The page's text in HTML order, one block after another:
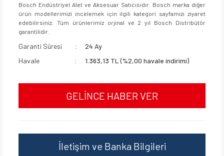
Bosch Endüstriyel Alet ve Aksesuar Satıcısıdır. Bosch marka diğer
ürün modellerimizi incelemek için ilgili kategori sayfamızı ziyaret
edebilirsiniz. Tüm ürünlerimiz orjinal ve 2 yıl Bosch Distribütör
garantilidir.
Garanti Süresi
24 Ay
Havale
1.363,13 TL (%2,00 havale indirimi)
GELİNCE HABER VER
İletişim ve Banka Bilgileri